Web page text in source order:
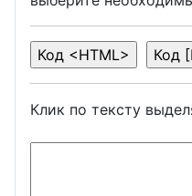
Клик по тексту